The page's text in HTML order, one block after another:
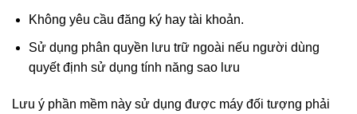
Không yêu cầu đăng ký hay tài khoản.
Sử dụng phân quyền lưu trữ ngoài nếu người dùng
quyết định sử dụng tính năng sao lưu
Lưu ý phần mềm này sử dụng được máy đối tượng phải